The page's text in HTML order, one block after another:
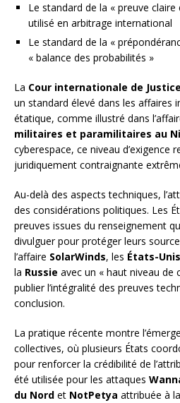
Le standard de la « preuve
utilisé en arbitrage international
Le standard de la «
« balance des probabilités »
La Cour internationale de Justice
un standard élevé dans les affaires
étatique, comme illustré dans
militaires et paramilitaires au
cyberespace, ce niveau d’exigence
juridiquement contraignante
Au-delà des aspects techniques,
des considérations politiques. Les
preuves issues du renseignement
divulguer pour protéger leurs
l’affaire SolarWinds, les États-Unis
la Russie avec un « haut niveau
publier l’intégralité des preuves
conclusion.
La pratique récente montre
collectives, où plusieurs États
pour renforcer la crédibilité de
été utilisée pour les attaques
du Nord et NotPetya attribuée à la